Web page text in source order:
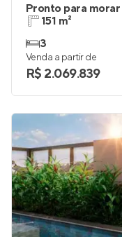
Pronto para morar
151 m²
3
Venda a partir de
R$ 2.069.839